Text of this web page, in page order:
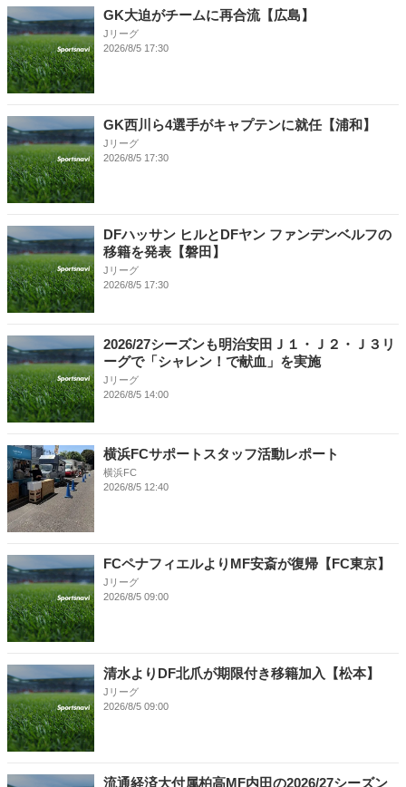
GK大迫がチームに再合流【広島】
Jリーグ
2026/8/5 17:30
GK西川ら4選手がキャプテンに就任【浦和】
Jリーグ
2026/8/5 17:30
DFハッサン ヒルとDFヤン ファンデンベルフの
移籍を発表【磐田】
Jリーグ
2026/8/5 17:30
2026/27シーズンも明治安田Ｊ１・Ｊ２・Ｊ３リ
ーグで「シャレン！で献血」を実施
Jリーグ
2026/8/5 14:00
横浜FCサポートスタッフ活動レポート
横浜FC
2026/8/5 12:40
FCペナフィエルよりMF安斎が復帰【FC東京】
Jリーグ
2026/8/5 09:00
清水よりDF北爪が期限付き移籍加入【松本】
Jリーグ
2026/8/5 09:00
流通経済大付属柏高MF内田の2026/27シーズン